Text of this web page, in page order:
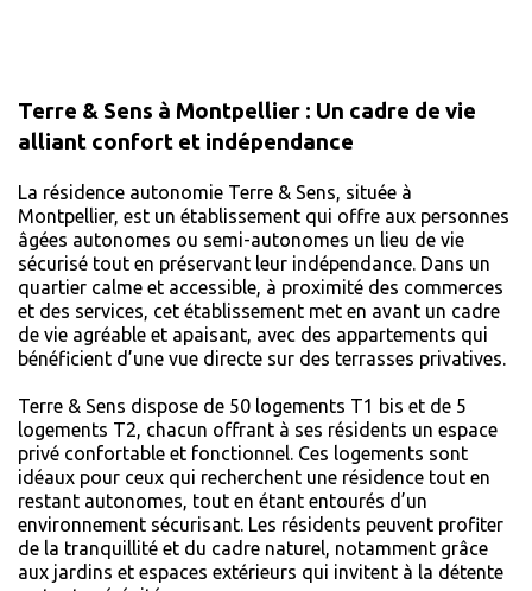
Terre & Sens à Montpellier : Un cadre de vie
alliant confort et indépendance
La résidence autonomie Terre & Sens, située à
Montpellier, est un établissement qui offre aux personnes
âgées autonomes ou semi-autonomes un lieu de vie
sécurisé tout en préservant leur indépendance. Dans un
quartier calme et accessible, à proximité des commerces
et des services, cet établissement met en avant un cadre
de vie agréable et apaisant, avec des appartements qui
bénéficient d’une vue directe sur des terrasses privatives.
Terre & Sens dispose de 50 logements T1 bis et de 5
logements T2, chacun offrant à ses résidents un espace
privé confortable et fonctionnel. Ces logements sont
idéaux pour ceux qui recherchent une résidence tout en
restant autonomes, tout en étant entourés d’un
environnement sécurisant. Les résidents peuvent profiter
de la tranquillité et du cadre naturel, notamment grâce
aux jardins et espaces extérieurs qui invitent à la détente